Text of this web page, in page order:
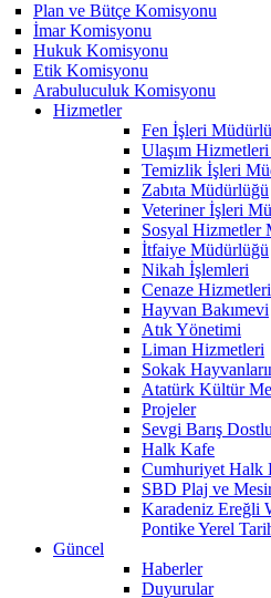
Plan ve Bütçe Komisyonu
İmar Komisyonu
Hukuk Komisyonu
Etik Komisyonu
Arabuluculuk Komisyonu
Hizmetler
Fen İşleri
Ulaşım
Temizlik İşleri
Zabıta Müdürlüğü
Veteriner İşleri
Sosyal Hizmetler
İtfaiye Müdürlüğü
Nikah İşlemleri
Cenaze Hizmetleri
Hayvan Bakımevi
Atık Yönetimi
Liman Hizmetleri
Sokak
Atatürk Kültür
Projeler
Sevgi Barış
Halk Kafe
Cumhuriyet Halk
SBD Plaj ve
Karadeniz Ereğli
Pontike Yerel
Güncel
Haberler
Duyurular